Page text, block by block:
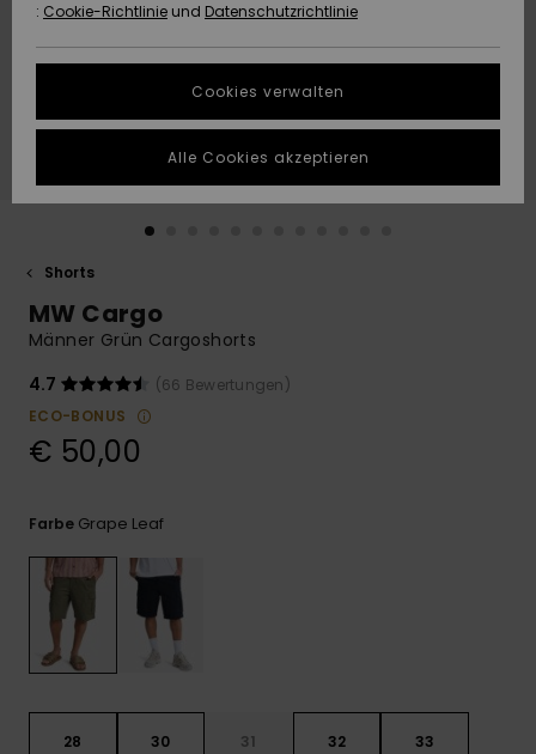
Highlights
Highlights
Starten Sie eine
Unterhaltung,
schnellste
Antwort auf Ihre
Frage zu
Finden Sie
die häufigsten
Fragen sowie
NACHHALTIGKEIT
WUNSCHLISTE
Shorts
MW Cargo
Männer Grün Cargoshorts
4.7
(66 Bewertungen)
ECO-BONUS
€ 50,00
Farbe Grape Leaf
28 30 31 32 33
: Cookie-Richtlinie und Datenschutzrichtlinie
Cookies verwalten
Alle Cookies akzeptieren